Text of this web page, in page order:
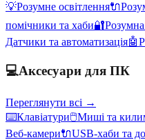
💡Розумне освітлення🔌
помічники та хаби🔐Розумна
Датчики та автоматизація🤖
💻Аксесуари для ПК
Переглянути всі →
⌨️Клавіатури🖱️Миші та
Веб-камери🔌USB-хаби та